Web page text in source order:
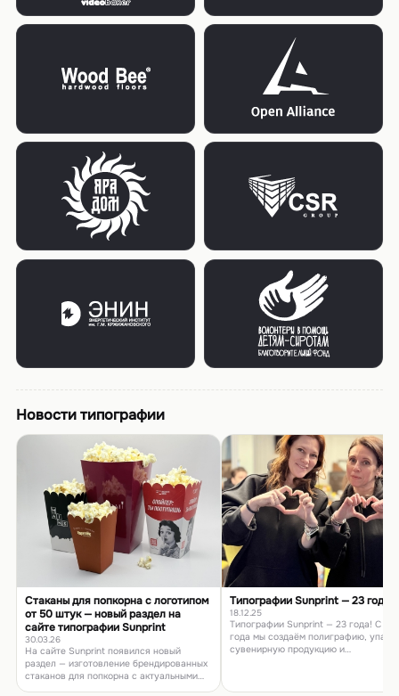
Новости типографии
Стаканы для попкорна с логотипом
от 50 штук — новый раздел на
сайте типографии Sunprint
30.03.26
На сайте Sunprint появился новый
раздел — изготовление брендированных
стаканов для попкорна с актуальными
Типографии Sunprint — 23 года!
18.12.25
Типографии Sunprint — 23 года! С
года мы создаём полиграфию,
сувенирную продукцию и